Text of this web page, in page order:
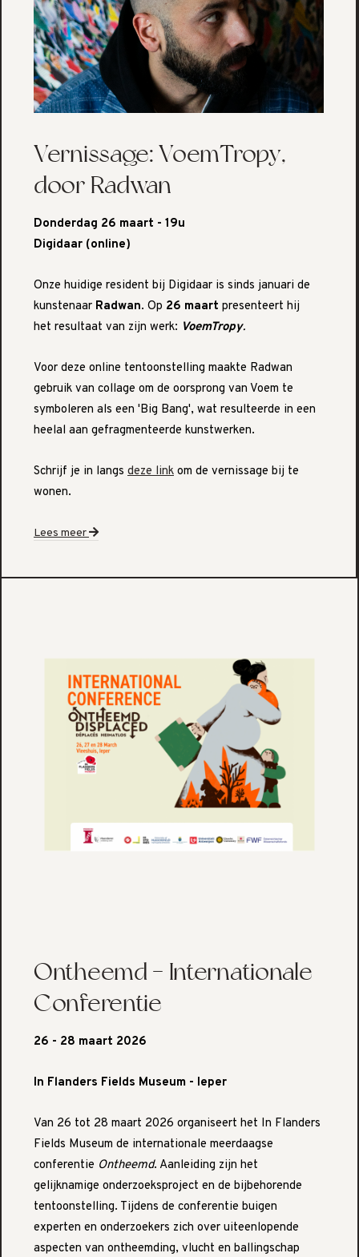
Vernissage: VoemTropy,
door Radwan
Donderdag 26 maart - 19u
Digidaar (online)
Onze huidige resident bij Digidaar is sinds januari de
kunstenaar Radwan. Op 26 maart presenteert hij
het resultaat van zijn werk: VoemTropy.
Voor deze online tentoonstelling maakte Radwan
gebruik van collage om de oorsprong van Voem te
symboleren als een 'Big Bang', wat resulteerde in een
heelal aan gefragmenteerde kunstwerken.
Schrijf je in langs deze link om de vernissage bij te
wonen.
Lees meer
Ontheemd - Internationale
Conferentie
26 - 28 maart 2026
In Flanders Fields Museum - Ieper
Van 26 tot 28 maart 2026 organiseert het In Flanders
Fields Museum de internationale meerdaagse
conferentie Ontheemd. Aanleiding zijn het
gelijknamige onderzoeksproject en de bijbehorende
tentoonstelling. Tijdens de conferentie buigen
experten en onderzoekers zich over uiteenlopende
aspecten van ontheemding, vlucht en ballingschap